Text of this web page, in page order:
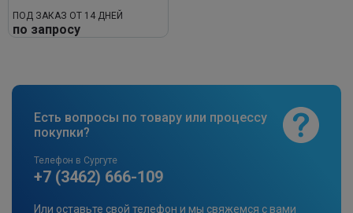
ПОД ЗАКАЗ ОТ 14 ДНЕЙ
по запросу
Есть вопросы по товару или процессу
покупки?
Телефон в Сургуте
+7 (3462) 666-109
Или оставьте свой телефон и мы свяжемся с вами